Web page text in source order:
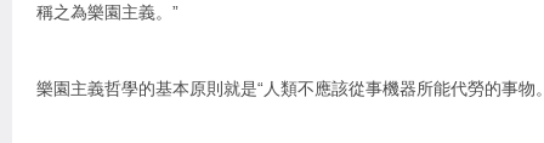
稱之為樂園主義。”
樂園主義哲學的基本原則就是“人類不應該從事機器所能代勞的事物